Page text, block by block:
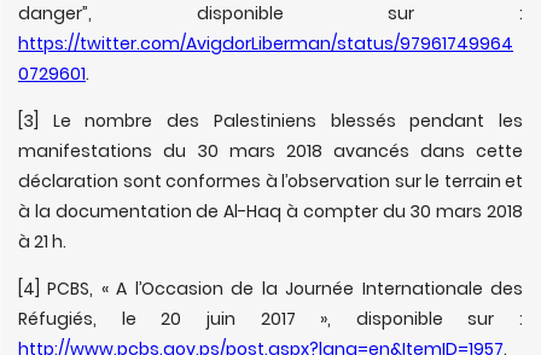
danger”, disponible sur :
https://twitter.com/AvigdorLiberman/status/97961749964
0729601.
[3] Le nombre des Palestiniens blessés pendant les
manifestations du 30 mars 2018 avancés dans cette
déclaration sont conformes à l’observation sur le terrain et
à la documentation de Al-Haq à compter du 30 mars 2018
à 21 h.
[4] PCBS, « A l’Occasion de la Journée Internationale des
Réfugiés, le 20 juin 2017 », disponible sur :
http://www.pcbs.gov.ps/post.aspx?lang=en&ItemID=1957.